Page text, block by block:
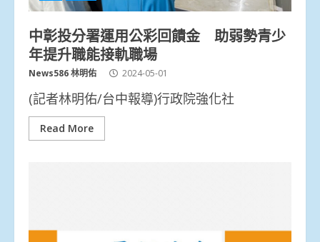
中彰投分署運用公彩回饋金 助弱勢青少
年提升職能接軌職場
News586 林明佑 2024-05-01
(記者林明佑/台中報導)行政院強化社
Read More